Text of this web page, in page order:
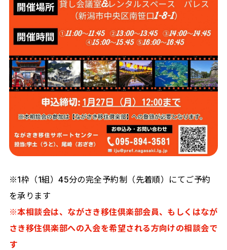
※1枠（1組）45分の完全予約制（先着順）にてご予約
を承ります
※本相談会は、ながさき移住倶楽部会員、もしくはなが
さき移住倶楽部への入会を希望される方向けの相談会で
す